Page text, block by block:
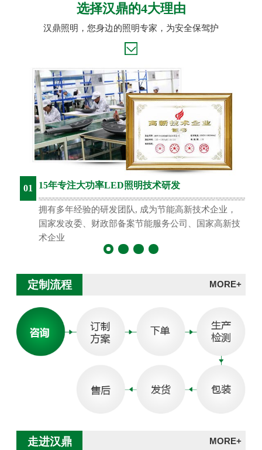
选择汉鼎的4大理由
汉鼎照明，您身边的照明专家，为安全保驾护
01 15年专注大功率LED照明技术研发
拥有多年经验的研发团队, 成为节能高新技术企业，
国家发改委、财政部备案节能服务公司、国家高新技
术企业
定制流程 MORE+
走进汉鼎 MORE+